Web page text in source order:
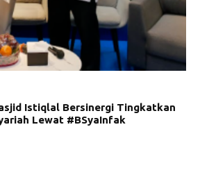
Istiqlal Bersinergi Tingkatkan
Lewat #BSyaInfak